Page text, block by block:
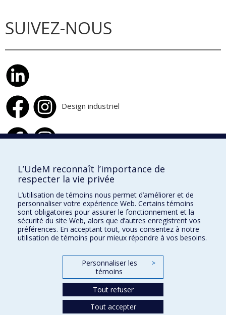
SUIVEZ-NOUS
Design industriel
Design d'intérieur
École de design
École d'architecture
École d'urbanisme et d'architecture de paysage
L’UdeM reconnaît l’importance de
respecter la vie privée
L’utilisation de témoins nous permet d’améliorer et de
personnaliser votre expérience Web. Certains témoins
sont obligatoires pour assurer le fonctionnement et la
sécurité du site Web, alors que d’autres enregistrent vos
préférences. En acceptant tout, vous consentez à notre
utilisation de témoins pour mieux répondre à vos besoins.
Personnaliser les
témoins
>
Tout refuser
Tout accepter